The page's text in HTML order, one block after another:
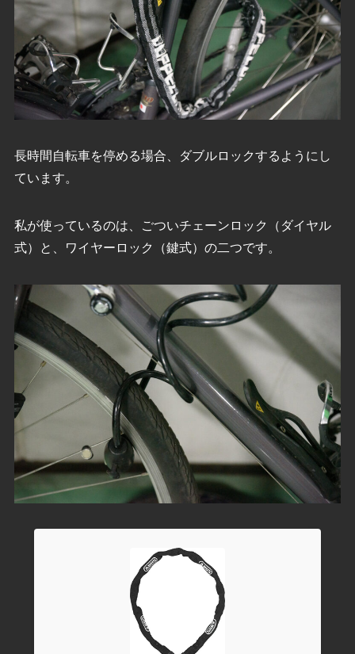
長時間自転車を停める場合、ダブルロックするようにし
ています。
私が使っているのは、ごついチェーンロック（ダイヤル
式）と、ワイヤーロック（鍵式）の二つです。